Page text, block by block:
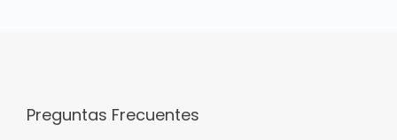
Preguntas Frecuentes